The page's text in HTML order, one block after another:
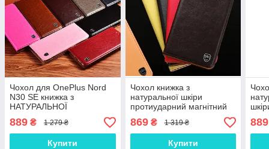
Чохол для OnePlus Nord
N30 SE книжка з
НАТУРАЛЬНОЇ
підставкою протиударний
магнітний "MARBLE"
889 ₴ 1 279 ₴
Купити
Чохол книжка з
натуральної шкіри
протиударний магнітний
для OnePlus Nord N20 SE
"CLASIC"
869₴ 1 319 ₴
Купити
889